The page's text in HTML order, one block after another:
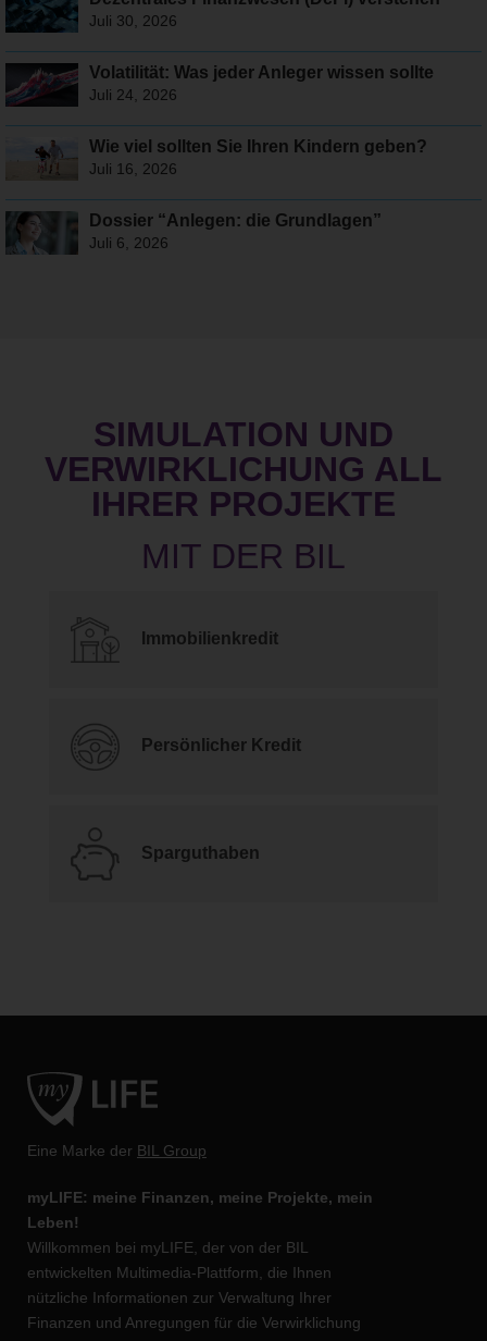
Juli 30, 2026
Volatilität: Was jeder Anleger wissen sollte
Juli 24, 2026
Wie viel sollten Sie Ihren Kindern geben?
Juli 16, 2026
Dossier “Anlegen: die Grundlagen”
Juli 6, 2026
SIMULATION UND
VERWIRKLICHUNG ALL
IHRER PROJEKTE
Immobilienkredit
Persönlicher Kredit
Sparguthaben
Eine Marke der BIL Group
myLIFE: meine Finanzen, meine Projekte, mein
Leben!
Willkommen bei myLIFE, der von der BIL
entwickelten Multimedia-Plattform, die Ihnen
nützliche Informationen zur Verwaltung Ihrer
Finanzen und Anregungen für die Verwirklichung